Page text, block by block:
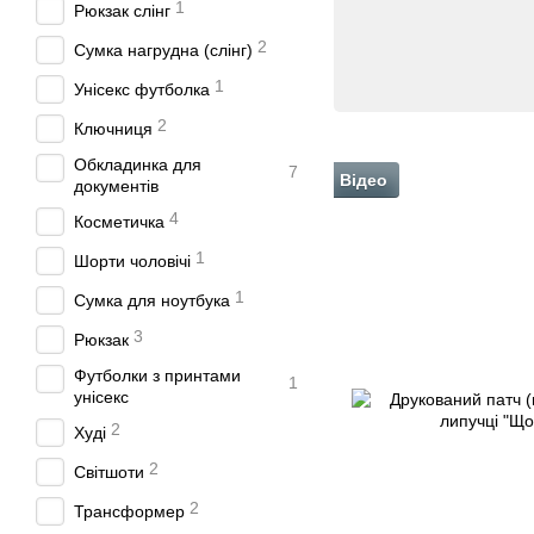
Відео
Рюкзак слінг 1
Сумка нагрудна (слінг) 2
Унісекс футболка 1
Ключниця 2
Обкладинка для
документів
7
Косметичка 4
Шорти чоловічі 1
Сумка для ноутбука 1
Рюкзак 3
Футболки з принтами
унісекс
1
Худі 2
Світшоти 2
Трансформер 2